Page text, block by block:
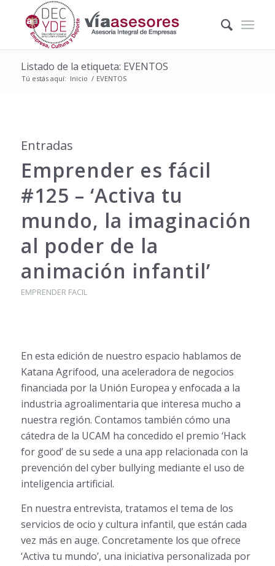
Listado de la etiqueta: EVENTOS
Tú estás aquí: Inicio / EVENTOS
Entradas
Emprender es fácil
#125 – ‘Activa tu
mundo, la imaginación
al poder de la
animación infantil’
EMPRENDER FACIL
En esta edición de nuestro espacio hablamos de
Katana Agrifood, una aceleradora de negocios
financiada por la Unión Europea y enfocada a la
industria agroalimentaria que interesa mucho a
nuestra región. Contamos también cómo una
cátedra de la UCAM ha concedido el premio ‘Hack
for good’ de su sede a una app relacionada con la
prevención del cyber bullying mediante el uso de
inteligencia artificial.
En nuestra entrevista, tratamos el tema de los
servicios de ocio y cultura infantil, que están cada
vez más en auge. Concretamente los que ofrece
‘Activa tu mundo’, una iniciativa personalizada por